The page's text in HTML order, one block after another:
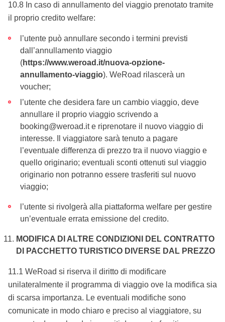
10.8 In caso di annullamento del viaggio prenotato tramite
il proprio credito welfare:
l’utente può annullare secondo i termini previsti
dall’annullamento viaggio
(https://www.weroad.it/nuova-opzione-
annullamento-viaggio). WeRoad rilascerà un
voucher;
l’utente che desidera fare un cambio viaggio, deve
annullare il proprio viaggio scrivendo a
booking@weroad.it e riprenotare il nuovo viaggio di
interesse. Il viaggiatore sarà tenuto a pagare
l’eventuale differenza di prezzo tra il nuovo viaggio e
quello originario; eventuali sconti ottenuti sul viaggio
originario non potranno essere trasferiti sul nuovo
viaggio;
l’utente si rivolgerà alla piattaforma welfare per gestire
un’eventuale errata emissione del credito.
MODIFICA DI ALTRE CONDIZIONI DEL CONTRATTO
DI PACCHETTO TURISTICO DIVERSE DAL PREZZO
11.1 WeRoad si riserva il diritto di modificare
unilateralmente il programma di viaggio ove la modifica sia
di scarsa importanza. Le eventuali modifiche sono
comunicate in modo chiaro e preciso al viaggiatore, su